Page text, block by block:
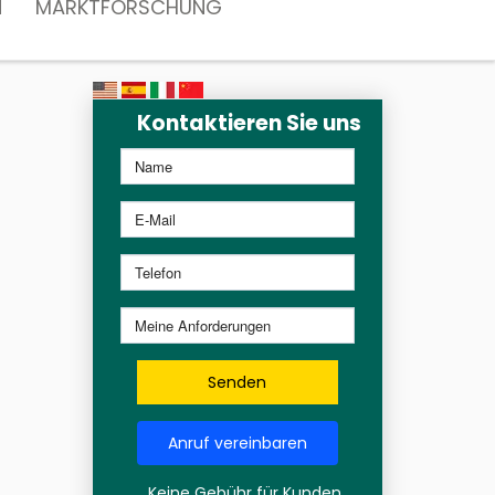
MARKTFORSCHUNG
Kontaktieren Sie uns
Senden
Anruf vereinbaren